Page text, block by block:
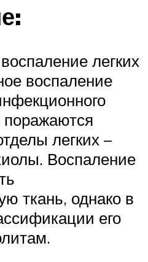
легких
воспаление
легких –
Воспаление
ткань, однако в
его